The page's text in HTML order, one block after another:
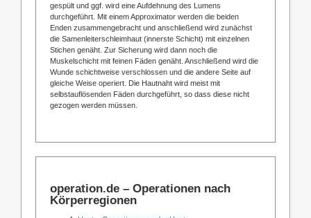
gespült und ggf. wird eine Aufdehnung des Lumens
durchgeführt. Mit einem Approximator werden die beiden
Enden zusammengebracht und anschließend wird zunächst
die Samenleiterschleimhaut (innerste Schicht) mit einzelnen
Stichen genäht. Zur Sicherung wird dann noch die
Muskelschicht mit feinen Fäden genäht. Anschließend wird die
Wunde schichtweise verschlossen und die andere Seite auf
gleiche Weise operiert. Die Hautnaht wird meist mit
selbstauflösenden Fäden durchgeführt, so dass diese nicht
gezogen werden müssen.
operation.de – Operationen nach
Körperregionen